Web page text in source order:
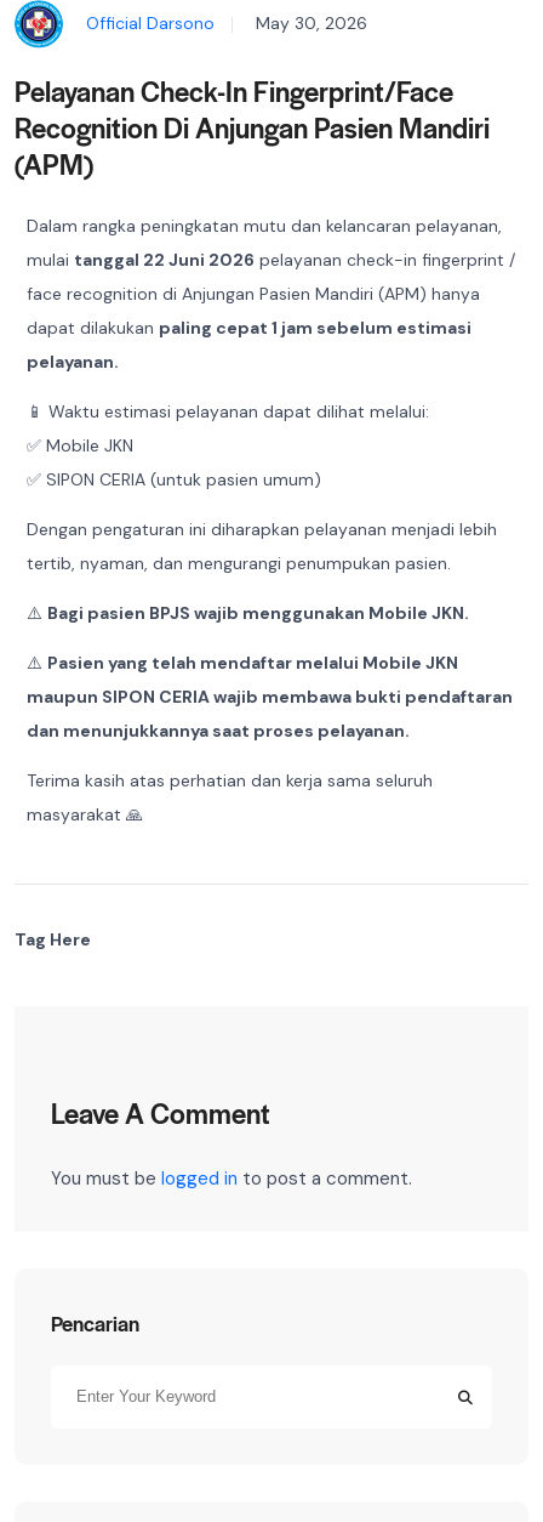
Official Darsono May 30, 2026
Pelayanan Check-In Fingerprint/Face
Recognition Di Anjungan Pasien Mandiri
(APM)
Dalam rangka peningkatan mutu dan kelancaran pelayanan,
mulai tanggal 22 Juni 2026 pelayanan check-in fingerprint /
face recognition di Anjungan Pasien Mandiri (APM) hanya
dapat dilakukan paling cepat 1 jam sebelum estimasi
pelayanan.
📱 Waktu estimasi pelayanan dapat dilihat melalui:
✅ Mobile JKN
✅ SIPON CERIA (untuk pasien umum)
Dengan pengaturan ini diharapkan pelayanan menjadi lebih
tertib, nyaman, dan mengurangi penumpukan pasien.
⚠️ Bagi pasien BPJS wajib menggunakan Mobile JKN.
⚠️ Pasien yang telah mendaftar melalui Mobile JKN
maupun SIPON CERIA wajib membawa bukti pendaftaran
dan menunjukkannya saat proses pelayanan.
Terima kasih atas perhatian dan kerja sama seluruh
masyarakat 🙏
Tag Here
Leave A Comment
You must be logged in to post a comment.
Pencarian